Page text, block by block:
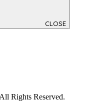
CLOSE
Rights Reserved.